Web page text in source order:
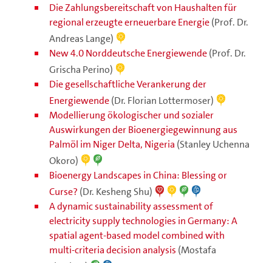
Die Zahlungsbereitschaft von Haushalten für
regional erzeugte erneuerbare Energie(Prof. Dr.
Andreas Lange)
New 4.0 Norddeutsche Energiewende(Prof. Dr.
Grischa Perino)
Die gesellschaftliche Verankerung der
Energiewende(Dr. Florian Lottermoser)
Modellierung ökologischer und sozialer
Auswirkungen der Bioenergiegewinnung aus
Palmöl im Niger Delta, Nigeria (Stanley Uchenna
Okoro)
Bioenergy Landscapes in China: Blessing or
Curse? (Dr. Kesheng Shu)
A dynamic sustainability assessment of
electricity supply technologies in Germany: A
spatial agent-based model combined with
multi-criteria decision analysis (Mostafa